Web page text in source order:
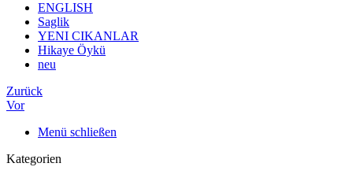
ENGLISH
Saglik
YENI CIKANLAR
Hikaye Öykü
neu
Zurück
Vor
Menü schließen
Kategorien